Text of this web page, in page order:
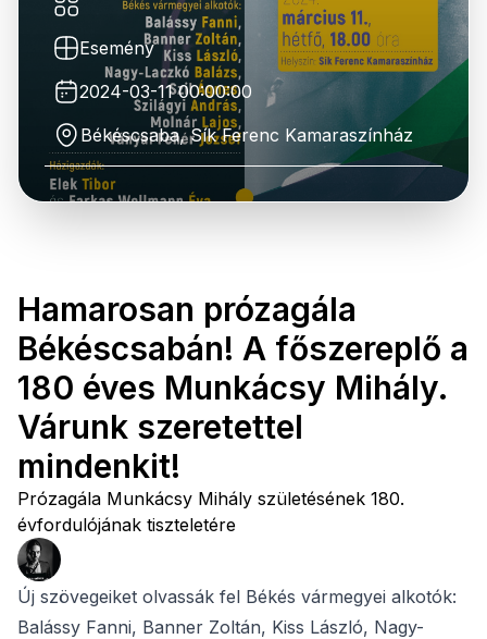
Esemény
2024-03-11 00:00:00
Békéscsaba, Sík Ferenc Kamaraszínház
Hamarosan prózagála
Békéscsabán! A főszereplő a
180 éves Munkácsy Mihály.
Várunk szeretettel
mindenkit!
Prózagála Munkácsy Mihály születésének 180.
évfordulójának tiszteletére
Új szövegeiket olvassák fel Békés vármegyei alkotók:
Balássy Fanni, Banner Zoltán, Kiss László, Nagy-